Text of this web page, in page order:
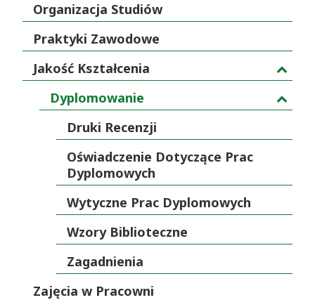
Organizacja Studiów
Praktyki Zawodowe
Jakość Kształcenia
Dyplomowanie
Druki Recenzji
Oświadczenie Dotyczące Prac
Dyplomowych
Wytyczne Prac Dyplomowych
Wzory Biblioteczne
Zagadnienia
Zajęcia w Pracowni